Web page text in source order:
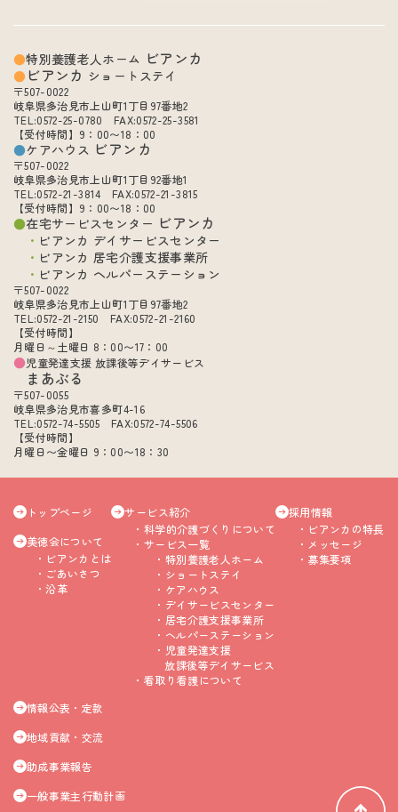
特別養護老人ホーム ビアンカ
ビアンカ ショートステイ
〒507-0022
岐阜県多治見市上山町1丁目97番地2
TEL:0572-25-0780 FAX:0572-25-3581
【受付時間】9：00〜18：00
ケアハウス ビアンカ
〒507-0022
岐阜県多治見市上山町1丁目92番地1
TEL:0572-21-3814 FAX:0572-21-3815
【受付時間】9：00〜18：00
在宅サービスセンター ビアンカ
ビアンカ デイサービスセンター
ビアンカ 居宅介護支援事業所
ビアンカ ヘルパーステーション
〒507-0022
岐阜県多治見市上山町1丁目97番地2
TEL:0572-21-2150 FAX:0572-21-2160
【受付時間】
月曜日～土曜日 8：00〜17：00
児童発達支援 放課後等デイサービス
まあぶる
〒507-0055
岐阜県多治見市喜多町4-16
TEL:0572-74-5505 FAX:0572-74-5506
【受付時間】
月曜日〜金曜日 9：00〜18：30
トップページ
美徳会について
ビアンカとは
ごあいさつ
沿革
サービス紹介
科学的介護づくりについて
サービス一覧
特別養護老人ホーム
ショートステイ
ケアハウス
デイサービスセンター
居宅介護支援事業所
ヘルパーステーション
児童発達支援
放課後等デイサービス
看取り看護について
採用情報
ビアンカの特長
メッセージ
募集要項
情報公表・定款
地域貢献・交流
助成事業報告
一般事業主行動計画